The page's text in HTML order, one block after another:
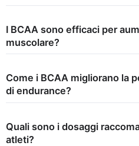
I BCAA sono efficaci per
muscolare?
Come i BCAA migliorano la
di endurance?
Quali sono i dosaggi
atleti?